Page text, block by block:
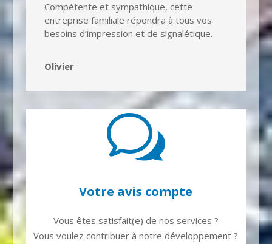
Compétente et sympathique, cette
entreprise familiale répondra à tous vos
besoins d’impression et de signalétique.
Olivier
w
Votre avis compte
Vous êtes satisfait(e) de nos services ?
Vous voulez contribuer à notre développement ?